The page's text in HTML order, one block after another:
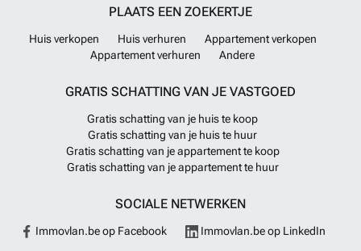
PLAATS EEN ZOEKERTJE
Huis verkopen Huis verhuren
Appartement verkopen
Appartement verhuren
Andere
GRATIS SCHATTING VAN JE VASTGOED
Gratis schatting van je huis te koop
Gratis schatting van je huis te huur
Gratis schatting van je appartement te koop
Gratis schatting van je appartement te huur
SOCIALE NETWERKEN
Immovlan.be op Facebook Immovlan.be op LinkedIn